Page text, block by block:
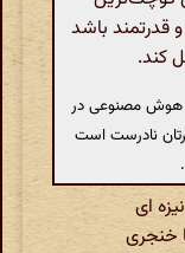
قدرتمند باشد
کند.
هوش مصنوعی در
نادرست است
ای
خنجری